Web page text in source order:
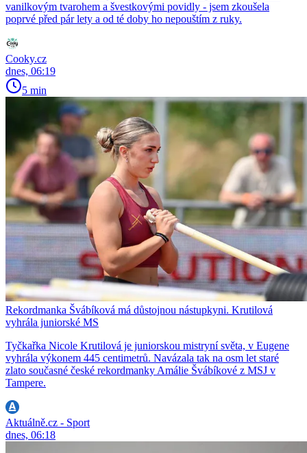
vanilkovým tvarohem a švestkovými povidly - jsem zkoušela
poprvé před pár lety a od té doby ho nepouštím z ruky.
Cooky.cz
dnes, 06:19
5 min
Rekordmanka Švábíková má důstojnou nástupkyni. Krutilová
vyhrála juniorské MS
Tyčkařka Nicole Krutilová je juniorskou mistryní světa, v Eugene
vyhrála výkonem 445 centimetrů. Navázala tak na osm let staré
zlato současné české rekordmanky Amálie Švábíkové z MSJ v
Tampere.
Aktuálně.cz - Sport
dnes, 06:18